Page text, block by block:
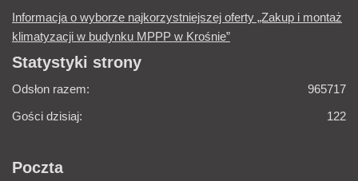
Informacja o wyborze najkorzystniejszej oferty „Zakup i montaż
klimatyzacji w budynku MPPP w Krośnie”
Statystyki strony
965717
Odsłon razem:
122
Gości dzisiaj:
Poczta